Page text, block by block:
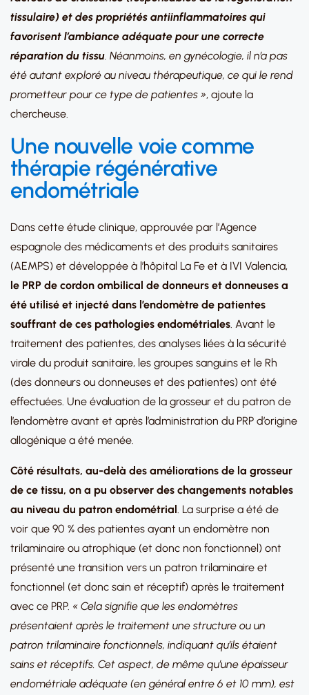
tissulaire) et des propriétés antiinflammatoires qui
favorisent l’ambiance adéquate pour une correcte
réparation du tissu. Néanmoins, en gynécologie, il n’a pas
été autant exploré au niveau thérapeutique, ce qui le rend
prometteur pour ce type de patientes », ajoute la
chercheuse.
Une nouvelle voie comme
thérapie régénérative
endométriale
Dans cette étude clinique, approuvée par l’Agence
espagnole des médicaments et des produits sanitaires
(AEMPS) et développée à l’hôpital La Fe et à IVI Valencia,
le PRP de cordon ombilical de donneurs et donneuses a
été utilisé et injecté dans l’endomètre de patientes
souffrant de ces pathologies endométriales. Avant le
traitement des patientes, des analyses liées à la sécurité
virale du produit sanitaire, les groupes sanguins et le Rh
(des donneurs ou donneuses et des patientes) ont été
effectuées. Une évaluation de la grosseur et du patron de
l’endomètre avant et après l’administration du PRP d’origine
allogénique a été menée.
Côté résultats, au-delà des améliorations de la grosseur
de ce tissu, on a pu observer des changements notables
au niveau du patron endométrial. La surprise a été de
voir que 90 % des patientes ayant un endomètre non
trilaminaire ou atrophique (et donc non fonctionnel) ont
présenté une transition vers un patron trilaminaire et
fonctionnel (et donc sain et réceptif) après le traitement
avec ce PRP. « Cela signifie que les endomètres
présentaient après le traitement une structure ou un
patron trilaminaire fonctionnels, indiquant qu’ils étaient
sains et réceptifs. Cet aspect, de même qu’une épaisseur
endométriale adéquate (en général entre 6 et 10 mm), est